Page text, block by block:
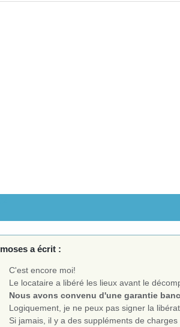
moses a écrit :
C'est encore moi!
Le locataire a libéré les lieux avant le
Nous avons convenu d'une garantie
Logiquement, je ne peux pas signer la
Si jamais, il y a des suppléments de